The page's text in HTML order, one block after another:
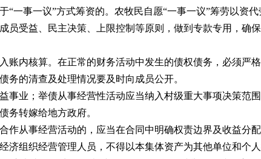
事一议”方式筹资的。农牧民自愿“一事一议”筹劳以资
员受益、民主决策、上限控制等原则，做到专款专用，确
内核算。在正常的财务活动中发生的债权债务，必须严
务的清查及处理情况要及时向成员公开。
业；举债从事经营性活动应当纳入村级重大事项决策范
务转嫁给地方政府。
从事经营活动的，应当在合同中明确权责边界及收益分配
组织经营管理人员，不得以本集体资产为其他单位和个人